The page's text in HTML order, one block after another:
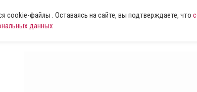
cookie-файлы . Оставаясь на сайте, вы подтверждаете, что
данных